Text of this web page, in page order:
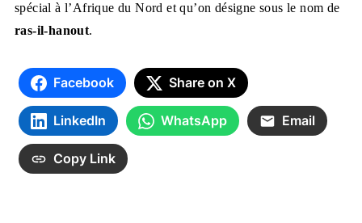
spécial à l’Afrique du Nord et qu’on désigne sous le nom de
ras-il-hanout.
Facebook Share on X
LinkedIn WhatsApp Email
Copy Link